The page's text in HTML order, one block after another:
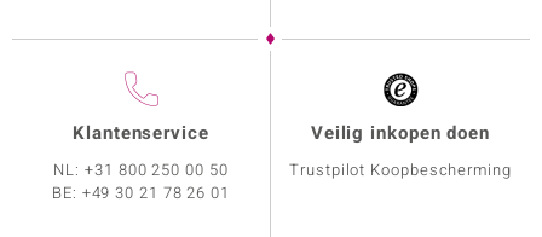
Klantenservice
NL:+31 800 250 00 50
BE: +49 30 21 78 26 01
Veilig inkopen doen
Trustpilot Koopbescherming